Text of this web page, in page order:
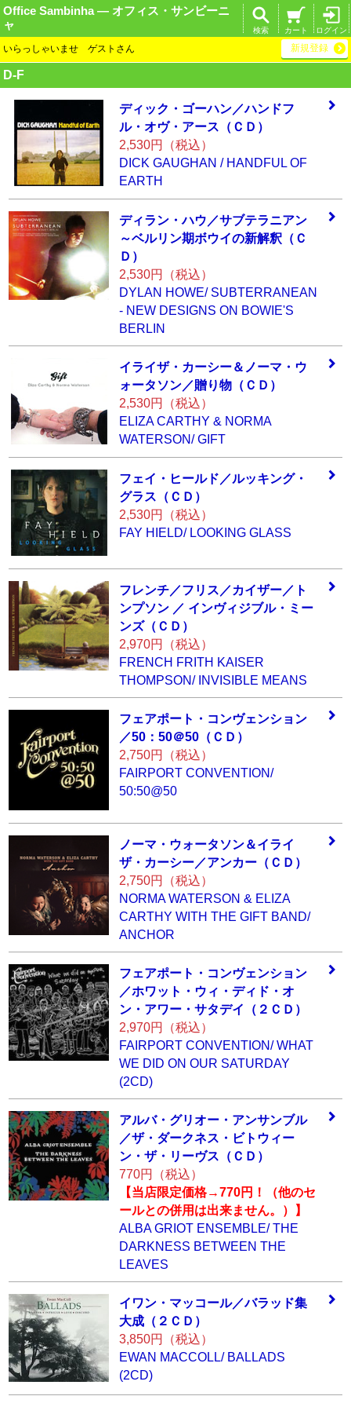
Office Sambinha ― オフィス・サンビーニ
ャ
ログイン
カート
検索
いらっしゃいませ ゲストさん 新規登録
D-F
ディック・ゴーハン／ハンドフ
ル・ オヴ・アース（Ｃ Ｄ）
2,530円（税込）
DICK GAUGHAN / HANDFUL OF
EARTH
ディラン・ハウ／サブテラニアン
～ベルリン期ボウイの新解釈（Ｃ
Ｄ）
2,530円（税込）
DYLAN HOWE/ SUBTERRANEAN
- NEW DESIGNS ON BOWIE'S
BERLIN
イライザ・カーシー＆ノーマ・ウ
ォータソン／贈り物（ＣＤ）
2,530円（税込）
ELIZA CARTHY & NORMA
WATERSON/ GIFT
フェイ・ヒールド ／ルッキング・
グラス（ＣＤ）
2,530円（税込）
FAY HIELD/ LOOKING GLASS
フレンチ／フリス ／カイザー／ト
ンプソン ／ インヴィジブル・ミー
ンズ（ＣＤ）
2,970円（税込）
FRENCH FRITH KAISER
THOMPSON/ INVISIBLE MEANS
フェアポート・コ ンヴェンション
／50：50＠50（ＣＤ ）
2,750円（税込）
FAIRPORT CONVENTION/
50:50@50
ノーマ・ウォータ ソン＆イライ
ザ・ カーシー／アンカー（ＣＤ）
2,750円（税込）
NORMA WATERSON & ELIZA
CARTHY WITH THE GIFT BAND/
ANCHOR
フェアポート・コ ンヴェンション
／ホワット・ウィ・ ディド・オ
ン・アワー・サタデイ（ ２ＣＤ）
2,970円（税込）
FAIRPORT CONVENTION/ WHAT
WE DID ON OUR SATURDAY
(2CD)
アルバ・グリオー・アンサンブル
／ザ・ダークネス・ ビトウィー
ン・ザ・リーヴス（ＣＤ ）
770円（税込）
【当店限定価格→770円！（他のセ
ールとの併用は出来ません。）】
ALBA GRIOT ENSEMBLE/ THE
DARKNESS BETWEEN THE
LEAVES
イワン・マッコール／バラッド集
大成（２ＣＤ）
3,850円（税込）
EWAN MACCOLL/ BALLADS
(2CD)